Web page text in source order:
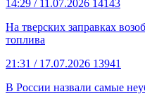
14:29 / 11.07.2026 14143
На тверских заправках
топлива
21:31 / 17.07.2026 13941
В России назвали самые